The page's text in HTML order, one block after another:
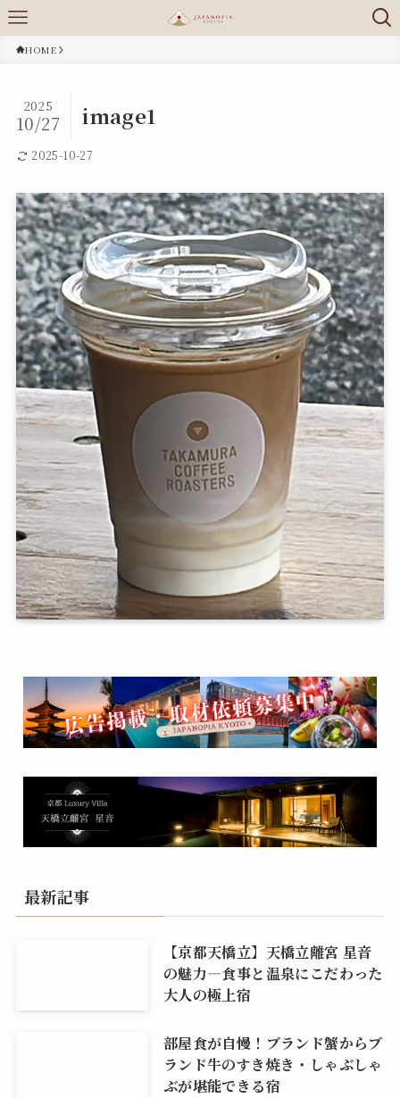
HOME
image1
2025
10/27
2025-10-27
最新記事
【京都天橋立】天橋立離宮 星音
の魅力―食事と温泉にこだわった
大人の極上宿
部屋食が自慢！ブランド蟹からブ
ランド牛のすき焼き・しゃぶしゃ
ぶが堪能できる宿